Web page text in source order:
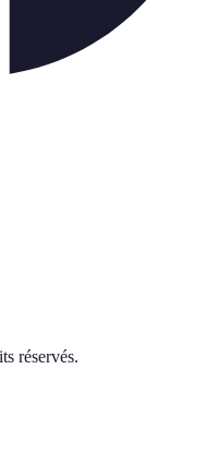
réservés.